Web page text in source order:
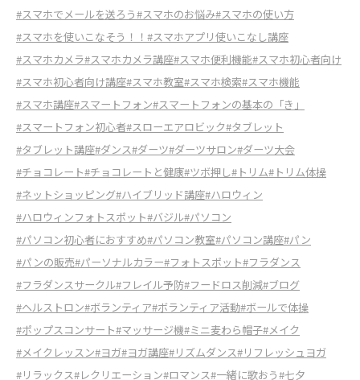
#スマホでメールを送ろう#スマホのお悩み#スマホの使い方
#スマホを使いこなそう！！ #スマホアプリ使いこなし講座
#スマホカメラ#スマホカメラ講座#スマホ便利機能#スマホ初心者向け
#スマホ初心者向け講座#スマホ教室#スマホ検索#スマホ機能
#スマホ講座#スマートフォン#スマートフォンの基本の「き」
#スマートフォン初心者#スローエアロビック#タブレット
#タブレット講座#ダンス#ダーツ#ダーツサロン#ダーツ大会
#チョコレート#チョコレートと健康#ツボ押し#トリム#トリム体操
#ネットショッピング#ハイブリッド講座#ハロウィン
#ハロウィンフォトスポット#バジル#パソコン
#パソコン初心者におすすめ#パソコン教室#パソコン講座#パン
#パンの販売#パーソナルカラー#フォトスポット#フラダンス
#フラダンスサークル#フレイル予防#フードロス削減#ブログ
#ヘルストロン#ボランティア#ボランティア活動#ボールで体操
#ポップスコンサート#マッサージ機#ミニ麦わら帽子#メイク
#メイクレッスン#ヨガ#ヨガ講座#リズムダンス#リフレッシュヨガ
#リラックス#レクリエーション#ロマンス#一緒に歌おう#七夕